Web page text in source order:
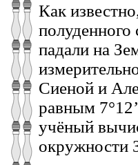
Как
полуденного
падали на
Сиеной и
равным
учёный
окружности